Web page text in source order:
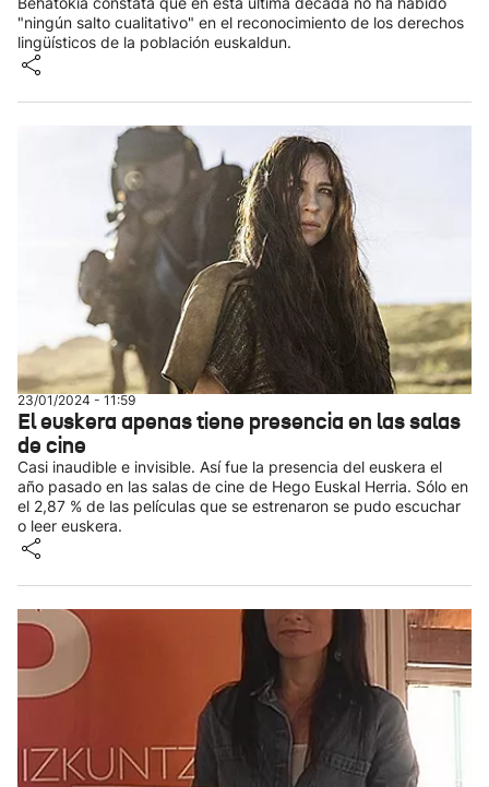
"ningún salto cualitativo" en el reconocimiento de los derechos
lingüísticos de la población euskaldun.
23/01/2024 - 11:59
El euskera apenas tiene presencia en las salas
de cine
Casi inaudible e invisible. Así fue la presencia del euskera el
año pasado en las salas de cine de Hego Euskal Herria. Sólo en
el 2,87 % de las películas que se estrenaron se pudo escuchar
o leer euskera.